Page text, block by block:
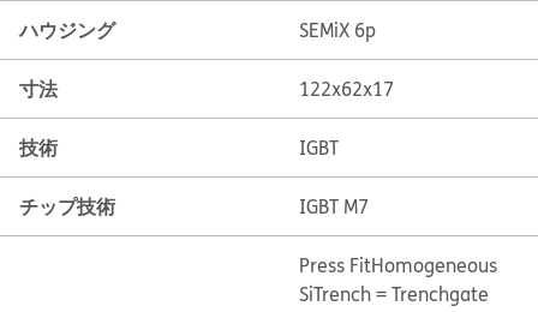
ハウジング SEMiX 6p
寸法 122x62x17
技術 IGBT
チップ技術 IGBT M7
Press FitHomogeneous
SiTrench = Trenchgate